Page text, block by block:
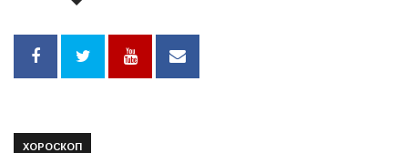
ХОРОСКОП